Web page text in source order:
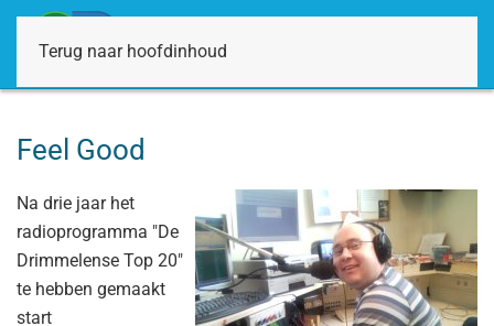
Terug naar hoofdinhoud
Feel Good
Na drie jaar het
radioprogramma "De
Drimmelense Top 20"
te hebben gemaakt
start